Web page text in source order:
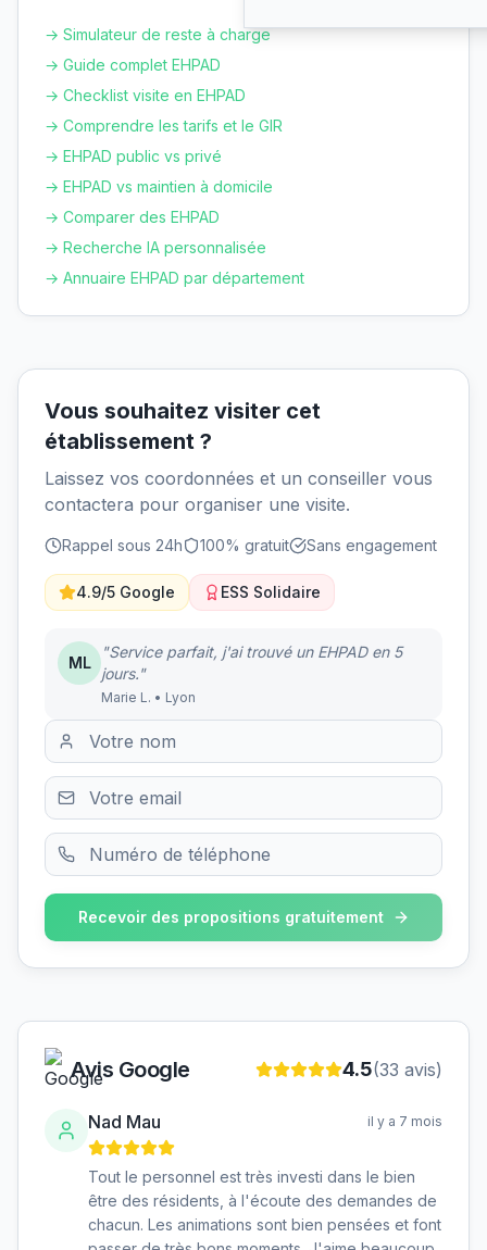
→ Simulateur de reste à charge
→ Guide complet EHPAD
→ Checklist visite en EHPAD
→ Comprendre les tarifs et le GIR
→ EHPAD public vs privé
→ EHPAD vs maintien à domicile
→ Comparer des EHPAD
→ Recherche IA personnalisée
→ Annuaire EHPAD par département
Vous souhaitez visiter cet
établissement ?
Laissez vos coordonnées et un conseiller vous
contactera pour organiser une visite.
Rappel sous 24h 100% gratuit Sans engagement
4.9/5 Google ESS Solidaire
ML
"Service parfait, j'ai trouvé un EHPAD en 5
jours."
Marie L. • Lyon
Recevoir des propositions gratuitement
Avis Google 4.5(33 avis)
Nad Mau il y a 7 mois
Tout le personnel est très investi dans le bien
être des résidents, à l'écoute des demandes de
chacun. Les animations sont bien pensées et font